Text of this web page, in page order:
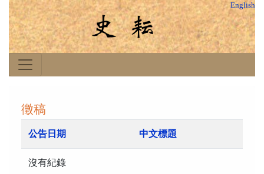
English
徵稿
公告日期 中文標題
沒有紀錄